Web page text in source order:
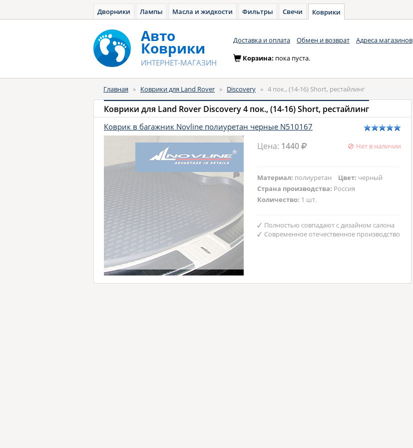
Дворники Лампы Масла и жидкости Фильтры Свечи Коврики
Авто
Коврики
ИНТЕРНЕТ-МАГАЗИН
Доставка и оплата Обмен и возврат Адреса магазинов
Корзина: пока пуста.
Главная » Коврики для Land Rover » Discovery » 4 пок., (14-16) Short, рестайлинг
Коврики для Land Rover Discovery 4 пок., (14-16) Short, рестайлинг
Коврик в багажник Novline полиуретан черные N510167
Цена: 1440 Нет в наличии
Материал: полиуретан Цвет: черный
Страна производства: Россия
Количество: 1 шт.
Полностью совпадают с дизайном салона
Современное отечественное производство